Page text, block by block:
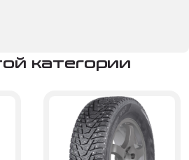
категории